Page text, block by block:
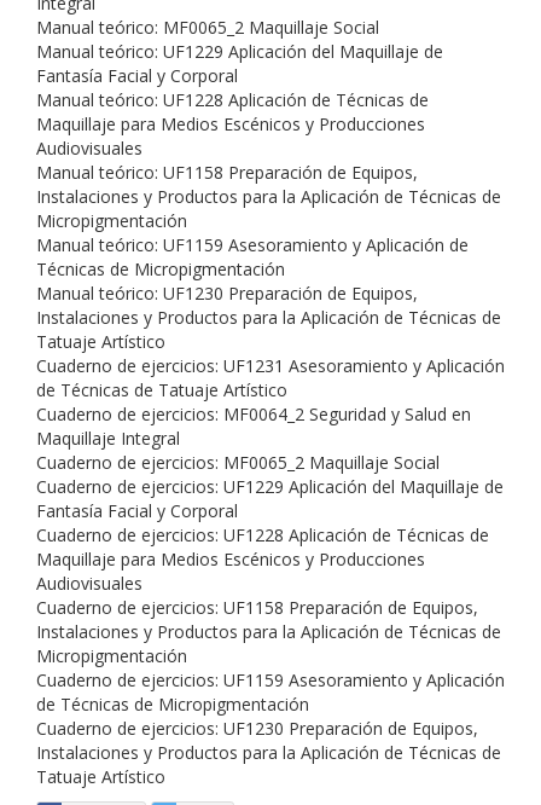
Manual teórico: MF0065_2 Maquillaje Social
Manual teórico: UF1229 Aplicación del Maquillaje de
Fantasía Facial y Corporal
Manual teórico: UF1228 Aplicación de Técnicas de
Maquillaje para Medios Escénicos y Producciones
Audiovisuales
Manual teórico: UF1158 Preparación de Equipos,
Instalaciones y Productos para la Aplicación de Técnicas de
Micropigmentación
Manual teórico: UF1159 Asesoramiento y Aplicación de
Técnicas de Micropigmentación
Manual teórico: UF1230 Preparación de Equipos,
Instalaciones y Productos para la Aplicación de Técnicas de
Tatuaje Artístico
Cuaderno de ejercicios: UF1231 Asesoramiento y Aplicación
de Técnicas de Tatuaje Artístico
Cuaderno de ejercicios: MF0064_2 Seguridad y Salud en
Maquillaje Integral
Cuaderno de ejercicios: MF0065_2 Maquillaje Social
Cuaderno de ejercicios: UF1229 Aplicación del Maquillaje de
Fantasía Facial y Corporal
Cuaderno de ejercicios: UF1228 Aplicación de Técnicas de
Maquillaje para Medios Escénicos y Producciones
Audiovisuales
Cuaderno de ejercicios: UF1158 Preparación de Equipos,
Instalaciones y Productos para la Aplicación de Técnicas de
Micropigmentación
Cuaderno de ejercicios: UF1159 Asesoramiento y Aplicación
de Técnicas de Micropigmentación
Cuaderno de ejercicios: UF1230 Preparación de Equipos,
Instalaciones y Productos para la Aplicación de Técnicas de
Tatuaje Artístico